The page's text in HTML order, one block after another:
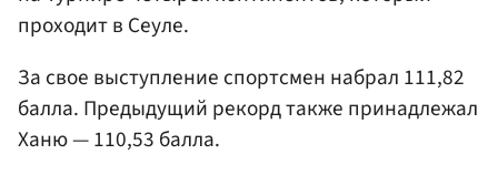
проходит в Сеуле.
За свое выступление спортсмен набрал 111,82
балла. Предыдущий рекорд также принадлежал
Ханю — 110,53 балла.